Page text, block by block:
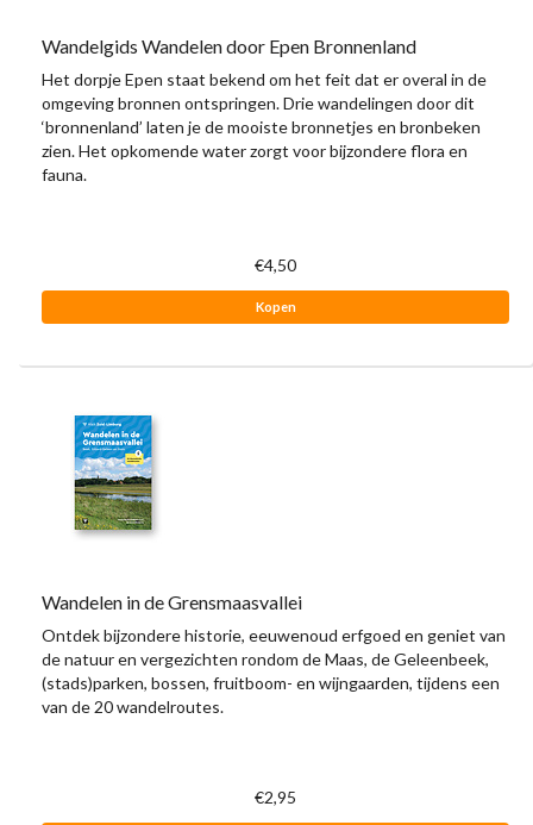
Wandelgids Wandelen door Epen Bronnenland
Het dorpje Epen staat bekend om het feit dat er overal in de
omgeving bronnen ontspringen. Drie wandelingen door dit
‘bronnenland’ laten je de mooiste bronnetjes en bronbeken
zien. Het opkomende water zorgt voor bijzondere flora en
fauna.
€4,50
Kopen
Wandelen in de Grensmaasvallei
Ontdek bijzondere historie, eeuwenoud erfgoed en geniet van
de natuur en vergezichten rondom de Maas, de Geleenbeek,
(stads)parken, bossen, fruitboom- en wijngaarden, tijdens een
van de 20 wandelroutes.
€2,95